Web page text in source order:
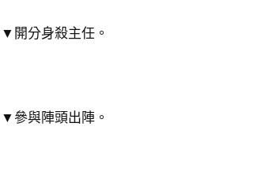
▼開分身殺主任。
▼參與陣頭出陣。